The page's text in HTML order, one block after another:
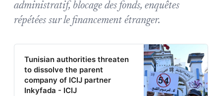
administratif, blocage des fonds, enquêtes
répétées sur le financement étranger.
Tunisian authorities threaten
to dissolve the parent
company of ICIJ partner
Inkyfada - ICIJ